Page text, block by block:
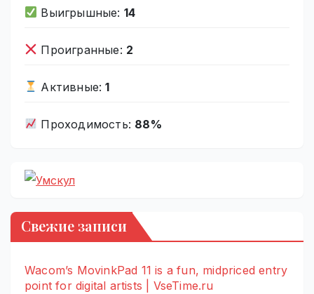
Выигрышные: 14
Проигранные: 2
Активные:1
Проходимость: 88%
Свежие записи
Wacom’s MovinkPad 11 is a fun, midpriced entry
point for digital artists | VseTime.ru